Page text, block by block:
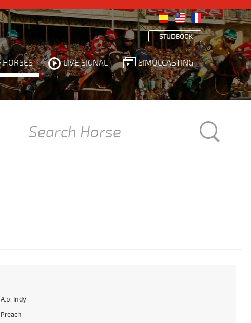
STUDBOOK
HORSES LIVE SIGNAL SIMULCASTING
A.p. Indy
Preach